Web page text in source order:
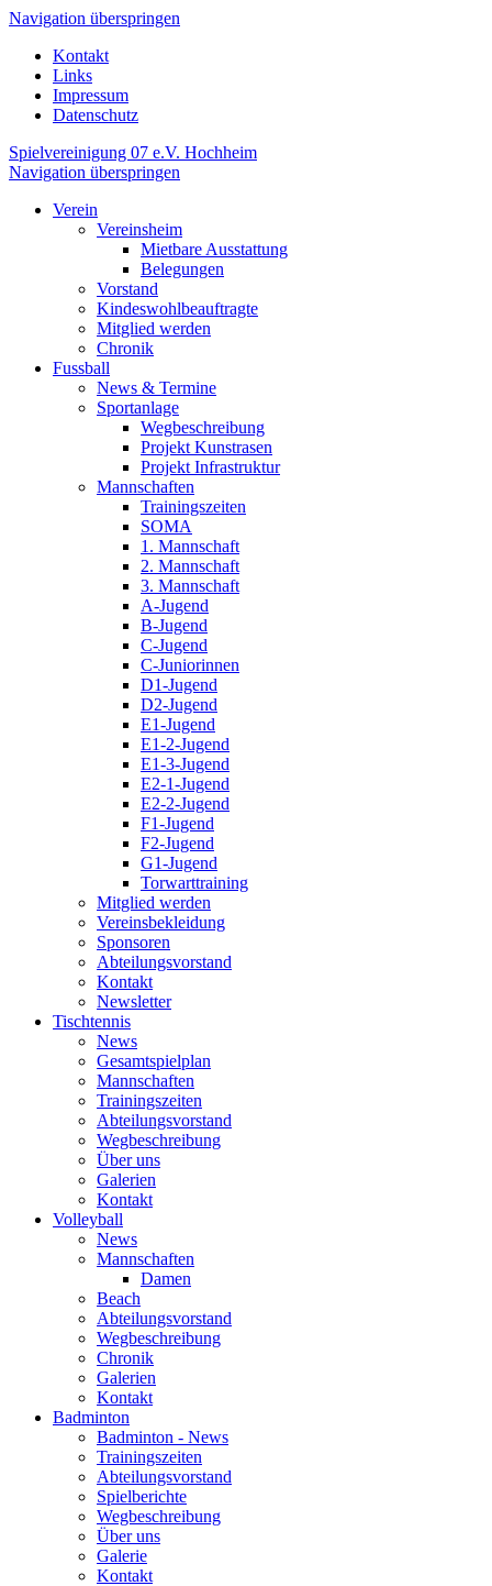
Navigation überspringen
Kontakt
Links
Impressum
Datenschutz
Spielvereinigung 07 e.V. Hochheim
Navigation überspringen
Verein
Vereinsheim
Mietbare Ausstattung
Belegungen
Vorstand
Kindeswohlbeauftragte
Mitglied werden
Chronik
Fussball
News & Termine
Sportanlage
Wegbeschreibung
Projekt Kunstrasen
Projekt Infrastruktur
Mannschaften
Trainingszeiten
SOMA
1. Mannschaft
2. Mannschaft
3. Mannschaft
A-Jugend
B-Jugend
C-Jugend
C-Juniorinnen
D1-Jugend
D2-Jugend
E1-Jugend
E1-2-Jugend
E1-3-Jugend
E2-1-Jugend
E2-2-Jugend
F1-Jugend
F2-Jugend
G1-Jugend
Torwarttraining
Mitglied werden
Vereinsbekleidung
Sponsoren
Abteilungsvorstand
Kontakt
Newsletter
Tischtennis
News
Gesamtspielplan
Mannschaften
Trainingszeiten
Abteilungsvorstand
Wegbeschreibung
Über uns
Galerien
Kontakt
Volleyball
News
Mannschaften
Damen
Beach
Abteilungsvorstand
Wegbeschreibung
Chronik
Galerien
Kontakt
Badminton
Badminton - News
Trainingszeiten
Abteilungsvorstand
Spielberichte
Wegbeschreibung
Über uns
Galerie
Kontakt